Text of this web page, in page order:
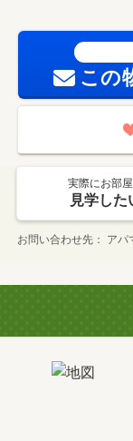
この
実際にお部
見学した
お問い合わせ先 アパ